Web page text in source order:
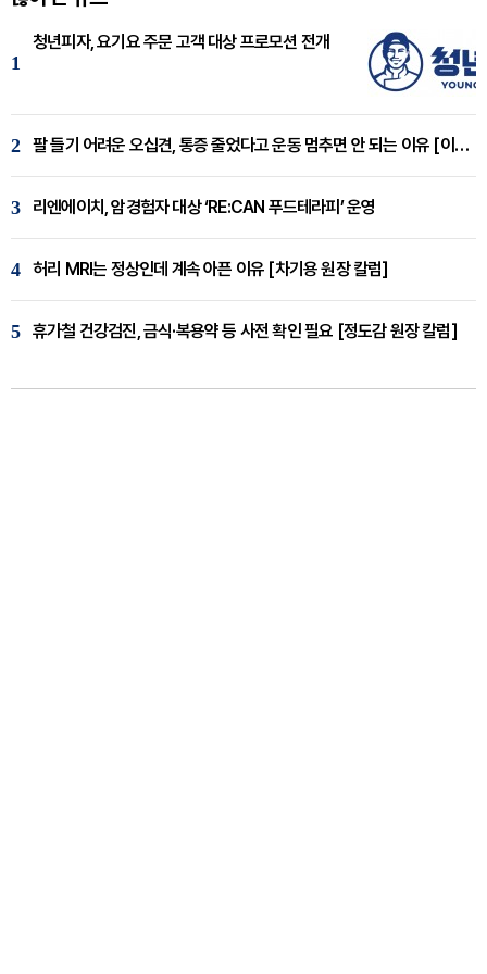
1
청년피자, 요기요 주문 고객 대상 프로모션 전개
2 팔 들기 어려운 오십견, 통증 줄었다고 운동 멈추면 안 되는 이유 [이병욱 원장 칼럼]
3 리엔에이치, 암경험자 대상 ‘RE:CAN 푸드테라피’ 운영
4 허리 MRI는 정상인데 계속 아픈 이유 [차기용 원장 칼럼]
5 휴가철 건강검진, 금식·복용약 등 사전 확인 필요 [정도감 원장 칼럼]